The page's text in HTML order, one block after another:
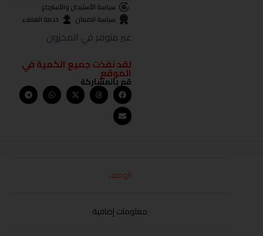
سياسة الأستبدال والأسترجاع
سياسة الضمان
خدمة العملاء
غير متوفر في المخزون
لقد نفذت جميع الكمية في
الموقع
قم بالمشاركة
الوصف
معلومات إضافية